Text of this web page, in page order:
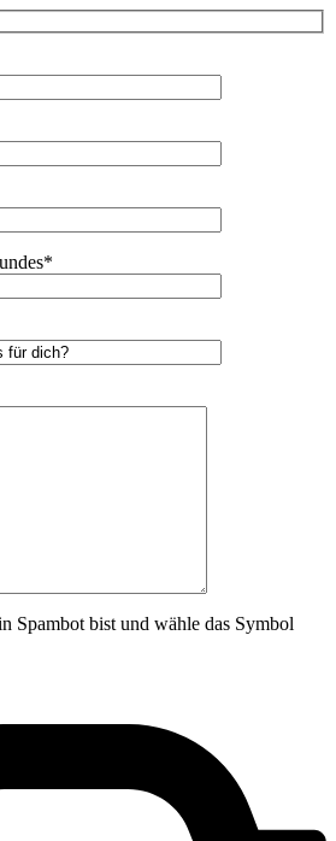
Spambot bist und wähle das Symbol